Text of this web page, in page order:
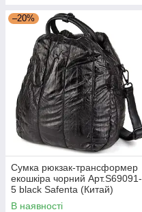
–20%
Сумка рюкзак-трансформер
екошкіра чорний Арт.S69091-
5 black Safenta (Китай)
В наявності